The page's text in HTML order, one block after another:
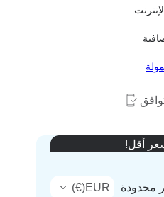
EUR
€
)